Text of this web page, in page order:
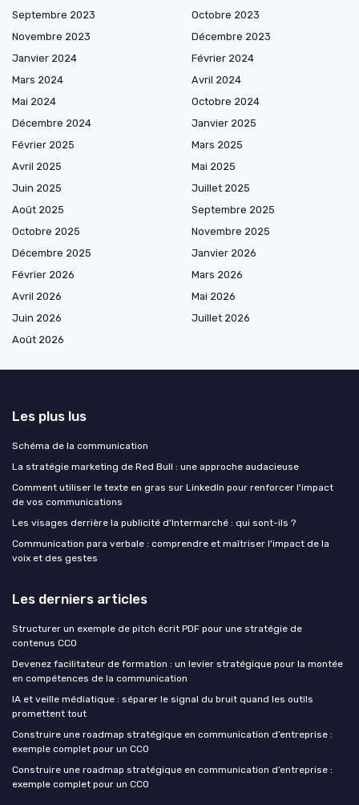
Septembre 2023
Octobre 2023
Novembre 2023
Décembre 2023
Janvier 2024
Février 2024
Mars 2024
Avril 2024
Mai 2024
Octobre 2024
Décembre 2024
Janvier 2025
Février 2025
Mars 2025
Avril 2025
Mai 2025
Juin 2025
Juillet 2025
Août 2025
Septembre 2025
Octobre 2025
Novembre 2025
Décembre 2025
Janvier 2026
Février 2026
Mars 2026
Avril 2026
Mai 2026
Juin 2026
Juillet 2026
Août 2026
Les plus lus
Schéma de la communication
La stratégie marketing de Red Bull : une approche audacieuse
Comment utiliser le texte en gras sur LinkedIn pour renforcer l'impact
de vos communications
Les visages derrière la publicité d'Intermarché : qui sont-ils ?
Communication para verbale : comprendre et maîtriser l'impact de la
voix et des gestes
Les derniers articles
Structurer un exemple de pitch écrit PDF pour une stratégie de
contenus CCO
Devenez facilitateur de formation : un levier stratégique pour la montée
en compétences de la communication
IA et veille médiatique : séparer le signal du bruit quand les outils
promettent tout
Construire une roadmap stratégique en communication d’entreprise :
exemple complet pour un CCO
Construire une roadmap stratégique en communication d’entreprise :
exemple complet pour un CCO